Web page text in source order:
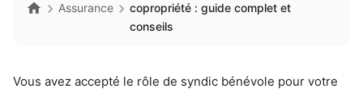
Assurance
copropriété : guide complet et
conseils
Vous avez accepté le rôle de syndic bénévole pour votre